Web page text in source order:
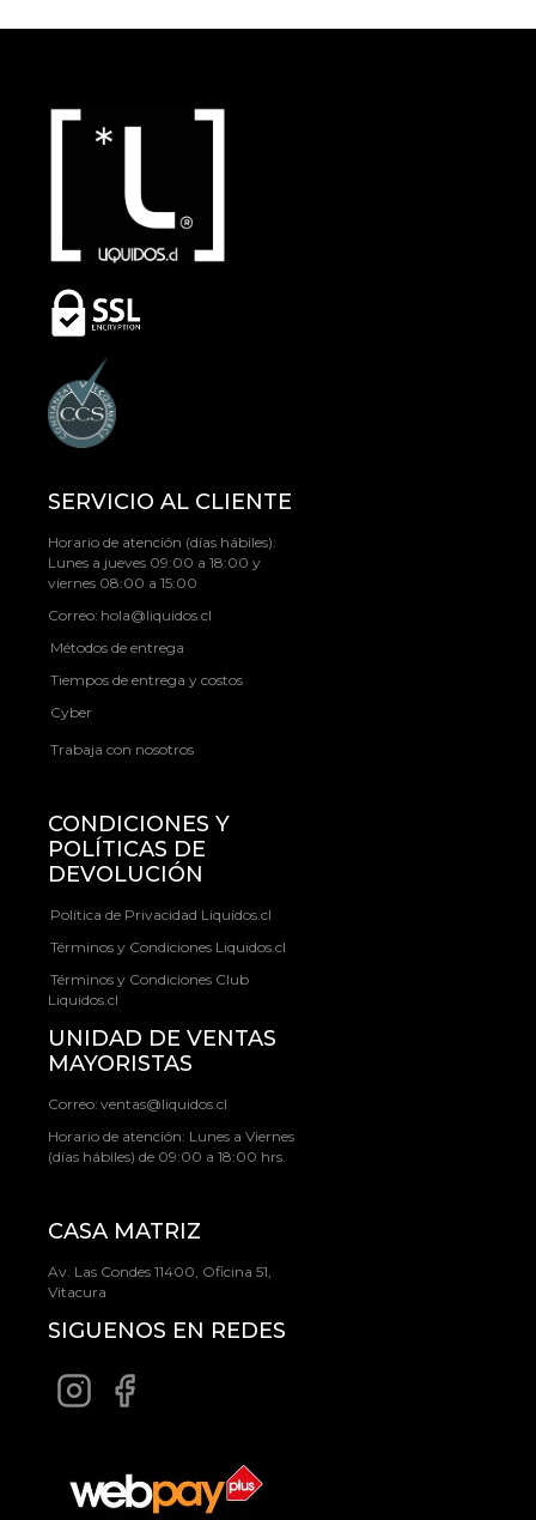
SERVICIO AL CLIENTE
Horario de atención (días hábiles):
Lunes a jueves 09:00 a 18:00 y
viernes 08:00 a 15:00
Correo: hola@liquidos.cl
Métodos de entrega
Tiempos de entrega y costos
Cyber
Trabaja con nosotros
CONDICIONES Y
POLÍTICAS DE
DEVOLUCIÓN
Política de Privacidad Liquidos.cl
Términos y Condiciones Liquidos.cl
Términos y Condiciones Club
Liquidos.cl
UNIDAD DE VENTAS
MAYORISTAS
Correo: ventas@liquidos.cl
Horario de atención: Lunes a Viernes
(días hábiles) de 09:00 a 18:00 hrs.
CASA MATRIZ
Av. Las Condes 11400, Oficina 51,
Vitacura
SIGUENOS EN REDES